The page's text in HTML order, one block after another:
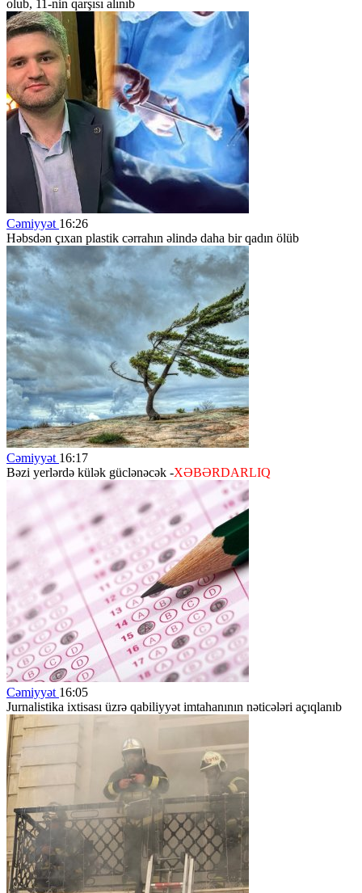
olub, 11-nin qarşısı alınıb
Cəmiyyət 16:26
Həbsdən çıxan plastik cərrahın əlində daha bir qadın ölüb
Cəmiyyət 16:17
Bəzi yerlərdə külək güclənəcək -XƏBƏRDARLIQ
Cəmiyyət 16:05
Jurnalistika ixtisası üzrə qabiliyyət imtahanının nəticələri açıqlanıb